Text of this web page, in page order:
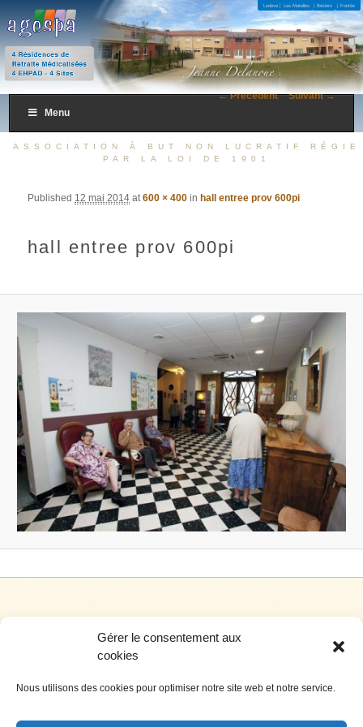
Gérer le consentement aux
cookies
Nous utilisons des cookies pour optimiser notre site web et notre service.
AGESPA
4 Résidences de Retraite Médicalisées 4 EHPAD – 4 Sites Lodève | Les Matelles | Béziers | Fontès
Menu
ASSOCIATION À BUT NON LUCRATIF RÉGIE
PAR LA LOI DE 1901
← Précédent Suivant →
hall entree prov 600pi
Published 12 mai 2014 at600 × 400 in hall entree prov 600pi